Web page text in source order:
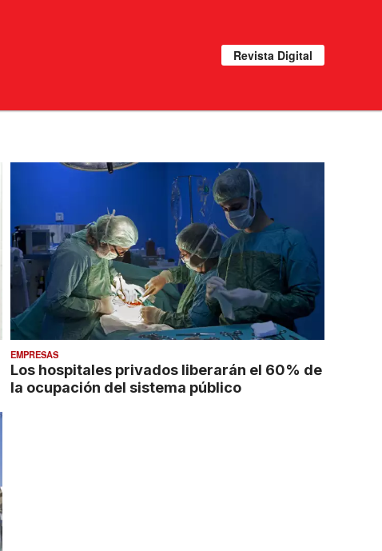
Revista Digital
EMPRESAS
Los hospitales privados liberarán el 60% de
la ocupación del sistema público